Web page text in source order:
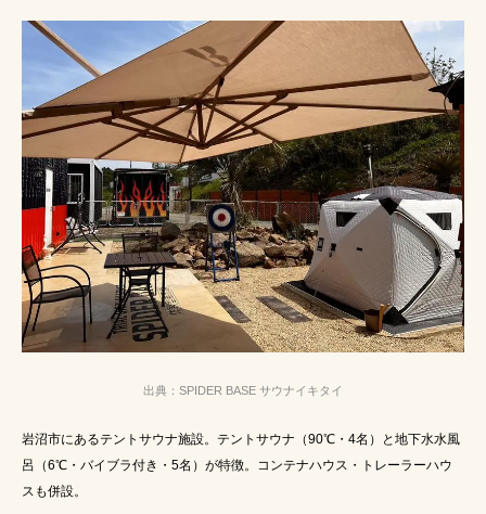
出典：SPIDER BASE サウナイキタイ
岩沼市にあるテントサウナ施設。テントサウナ（90℃・4名）と地下水水風
呂（6℃・バイブラ付き・5名）が特徴。コンテナハウス・トレーラーハウ
スも併設。